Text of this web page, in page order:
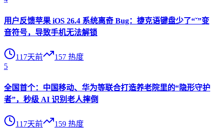
用户反馈苹果 iOS 26.4 系统离奇 Bug：捷克语键盘少了“ˇ”变
音符号，导致手机无法解锁
117天前 157 热度
5
全国首个：中国移动、华为等联合打造养老院里的“隐形守护
者”，秒级 AI 识别老人摔倒
117天前 159 热度